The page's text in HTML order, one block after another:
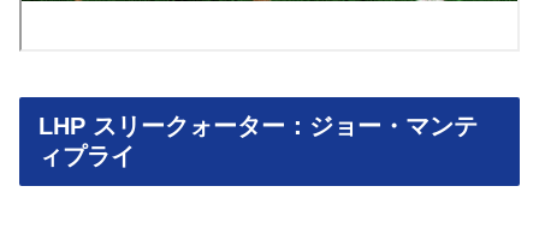
LHP スリークォーター：ジョー・マンテ
ィプライ